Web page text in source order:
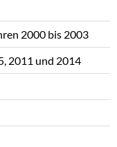
2000 bis 2003
2011 und 2014